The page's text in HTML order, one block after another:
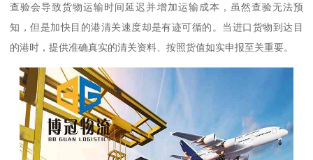
查验会导致货物运输时间延迟并增加运输成本，虽然查验无法预
知，但是加快目的港清关速度却是有迹可循的。当进口货物到达目
的港时，提供准确真实的清关资料、按照货值如实申报至关重要。